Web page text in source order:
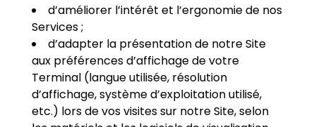
d’améliorer l’intérêt et l’ergonomie de nos
Services ;
d’adapter la présentation de notre Site
aux préférences d’affichage de votre
Terminal (langue utilisée, résolution
d’affichage, système d’exploitation utilisé,
etc.) lors de vos visites sur notre Site, selon